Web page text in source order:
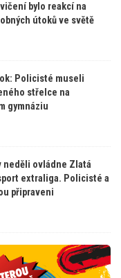
bylo reakcí na
útoků ve světě
Policisté museli
střelce na
gymnáziu
neděli ovládne Zlatá
extraliga. Policisté a
připraveni